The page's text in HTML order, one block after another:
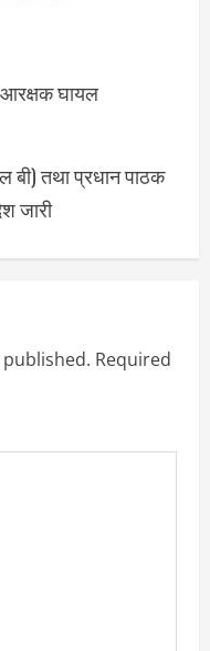
घायल
बी) तथा प्रधान पाठक
जारी
Required